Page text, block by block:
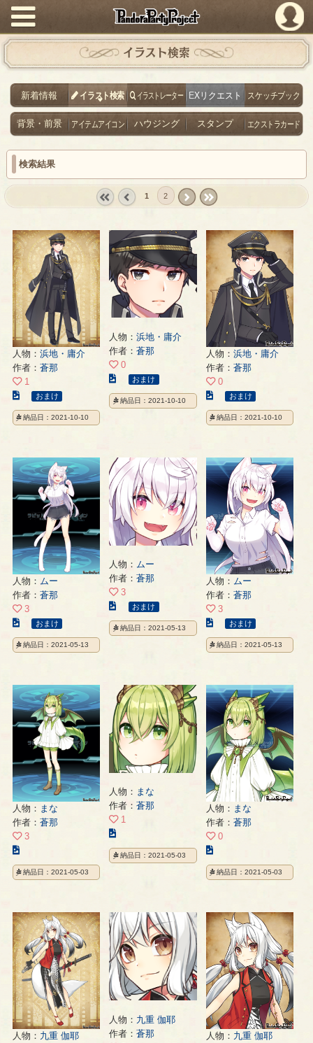
PandoraPartyProject
イラスト検索
新着情報 イラスト検索 イラストレーター EXリクエスト スケッチブック
背景・前景 アイテムアイコン ハウジング スタンプ エクストラカード
検索結果
1 2
人物： 浜地・庸介
作者： 蒼那
1
こ
の
イ
ト
の
ペ
ジ
おまけ
納品日：2021-10-10
人物：浜地・庸介
作者：蒼那
0
こ
の
イ
の
ペ
ー
ジ
おまけ
納品日：2021-10-10
人物： 浜地・庸介
作者： 蒼那
0
こ
の
イ
ト
の
ペ
ー
ジ
おまけ
納品日：2021-10-10
人物： ムー
作者： 蒼那
3
こ
の
イ
ト
の
ペ
ジ
おまけ
納品日：2021-05-13
人物：ムー
作者：蒼那
3
こ
の
イ
の
ペ
ー
ジ
おまけ
納品日：2021-05-13
人物： ムー
作者： 蒼那
3
こ
の
イ
ト
の
ペ
ー
ジ
おまけ
納品日：2021-05-13
人物： まな
作者： 蒼那
3
の
イ
ト
の
ペ
ー
ジ
納品日：2021-05-03
人物： まな
作者：蒼那
1
の
イ
の
ペ
ー
ジ
納品日：2021-05-03
人物： まな
作者： 蒼那
0
の
イ
ト
ペ
ー
ジ
納品日：2021-05-03
人物： 九重 伽耶
人物： 九重 伽耶
作者：蒼那
人物： 九重 伽耶